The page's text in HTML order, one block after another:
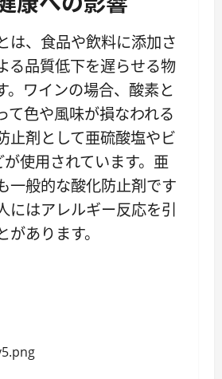
は、食品や飲料に添加さ
る品質低下を遅らせる物
。ワインの場合、酸素と
て色や風味が損なわれる
止剤として亜硫酸塩やビ
が使用されています。亜
一般的な酸化防止剤です
にはアレルギー反応を引
があります。